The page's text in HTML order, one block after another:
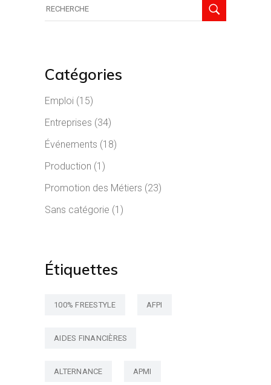
de:
Catégories
Emploi (15)
Entreprises (34)
Événements (18)
Production (1)
Promotion des Métiers (23)
Sans catégorie (1)
Étiquettes
100% FREESTYLE AFPI
AIDES FINANCIÈRES
ALTERNANCE APMI